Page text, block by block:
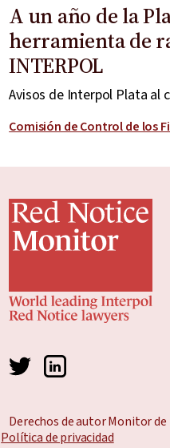
A un año de la
herramienta de
INTERPOL
Avisos de Interpol Plata al
Comisión de Control de los
Derechos de autor Monitor
Política de privacidad